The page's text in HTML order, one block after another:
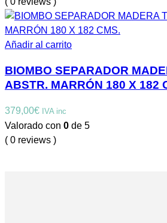
Añadir al carrito
BIOMBO SEPARADOR
ABSTR. MARRÓN 180 X 182
379,00€ IVA inc
Valorado con 0 de 5
( 0 reviews )